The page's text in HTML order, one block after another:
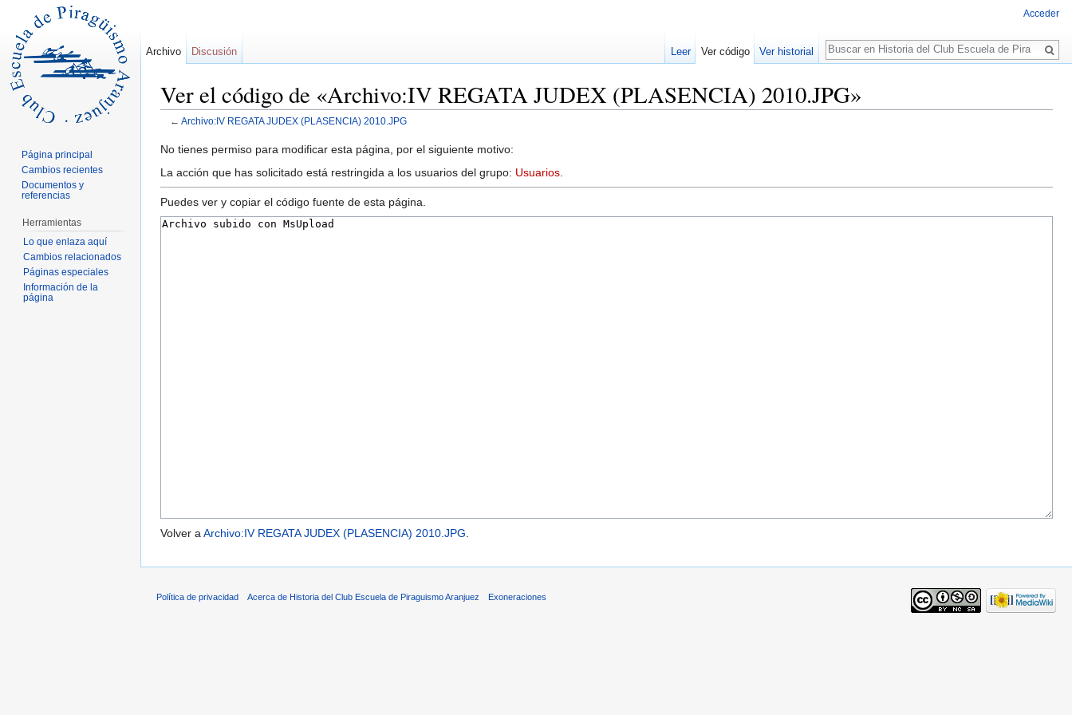
Ver el código de «Archivo:IV REGATA JUDEX (PLASENCIA) 2010.JPG»
← Archivo:IV REGATA JUDEX (PLASENCIA) 2010.JPG
No tienes permiso para modificar esta página, por el siguiente motivo:
La acción que has solicitado está restringida a los usuarios del grupo: Usuarios
Puedes ver y copiar el código fuente de esta página.
Volver aArchivo:IV REGATA JUDEX (PLASENCIA) 2010.JPG.
Acceder
Archivo Discusión Leer Ver código Ver historial
Buscar
Página principal
Cambios recientes
Documentos y
referencias
Herramientas
Lo que enlaza aquí
Cambios relacionados
Páginas especiales
Información de la
página
Política de privacidad Acerca de Historia del Club Escuela de Piraguismo Aranjuez Exoneraciones